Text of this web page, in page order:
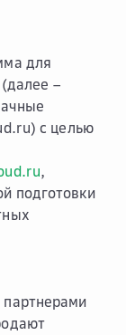
для
(далее –
с целью
,
подготовки
партнерами